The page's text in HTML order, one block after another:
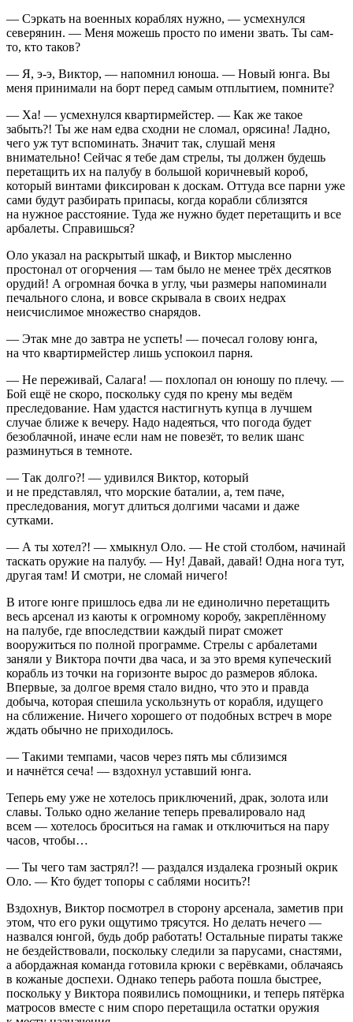
— Сэркать на военных кораблях нужно, — усмехнулся
северянин. — Меня можешь просто по имени звать. Ты сам-
то, кто таков?
— Я, э-э, Виктор, — напомнил юноша. — Новый юнга. Вы
меня принимали на борт перед самым отплытием, помните?
— Ха! — усмехнулся квартирмейстер. — Как же такое
забыть?! Ты же нам едва сходни не сломал, орясина! Ладно,
чего уж тут вспоминать. Значит так, слушай меня
внимательно! Сейчас я тебе дам стрелы, ты должен будешь
перетащить их на палубу в большой коричневый короб,
который винтами фиксирован к доскам. Оттуда все парни уже
сами будут разбирать припасы, когда корабли сблизятся
на нужное расстояние. Туда же нужно будет перетащить и все
арбалеты. Справишься?
Оло указал на раскрытый шкаф, и Виктор мысленно
простонал от огорчения — там было не менее трёх десятков
орудий! А огромная бочка в углу, чьи размеры напоминали
печального слона, и вовсе скрывала в своих недрах
неисчислимое множество снарядов.
— Этак мне до завтра не успеть! — почесал голову юнга,
на что квартирмейстер лишь успокоил парня.
— Не переживай, Салага! — похлопал он юношу по плечу. —
Бой ещё не скоро, поскольку судя по крену мы ведём
преследование. Нам удастся настигнуть купца в лучшем
случае ближе к вечеру. Надо надеяться, что погода будет
безоблачной, иначе если нам не повезёт, то велик шанс
разминуться в темноте.
— Так долго?! — удивился Виктор, который
и не представлял, что морские баталии, а, тем паче,
преследования, могут длиться долгими часами и даже
сутками.
— А ты хотел?! — хмыкнул Оло. — Не стой столбом, начинай
таскать оружие на палубу. — Ну! Давай, давай! Одна нога тут,
другая там! И смотри, не сломай ничего!
В итоге юнге пришлось едва ли не единолично перетащить
весь арсенал из каюты к огромному коробу, закреплённому
на палубе, где впоследствии каждый пират сможет
вооружиться по полной программе. Стрелы с арбалетами
заняли у Виктора почти два часа, и за это время купеческий
корабль из точки на горизонте вырос до размеров яблока.
Впервые, за долгое время стало видно, что это и правда
добыча, которая спешила ускользнуть от корабля, идущего
на сближение. Ничего хорошего от подобных встреч в море
ждать обычно не приходилось.
— Такими темпами, часов через пять мы сблизимся
и начнётся сеча! — вздохнул уставший юнга.
Теперь ему уже не хотелось приключений, драк, золота или
славы. Только одно желание теперь превалировало над
всем — хотелось броситься на гамак и отключиться на пару
часов, чтобы…
— Ты чего там застрял?! — раздался издалека грозный окрик
Оло. — Кто будет топоры с саблями носить?!
Вздохнув, Виктор посмотрел в сторону арсенала, заметив при
этом, что его руки ощутимо трясутся. Но делать нечего —
назвался юнгой, будь добр работать! Остальные пираты также
не бездействовали, поскольку следили за парусами, снастями,
а абордажная команда готовила крюки с верёвками, облачаясь
в кожаные доспехи. Однако теперь работа пошла быстрее,
поскольку у Виктора появились помощники, и теперь пятёрка
матросов вместе с ним споро перетащила остатки оружия